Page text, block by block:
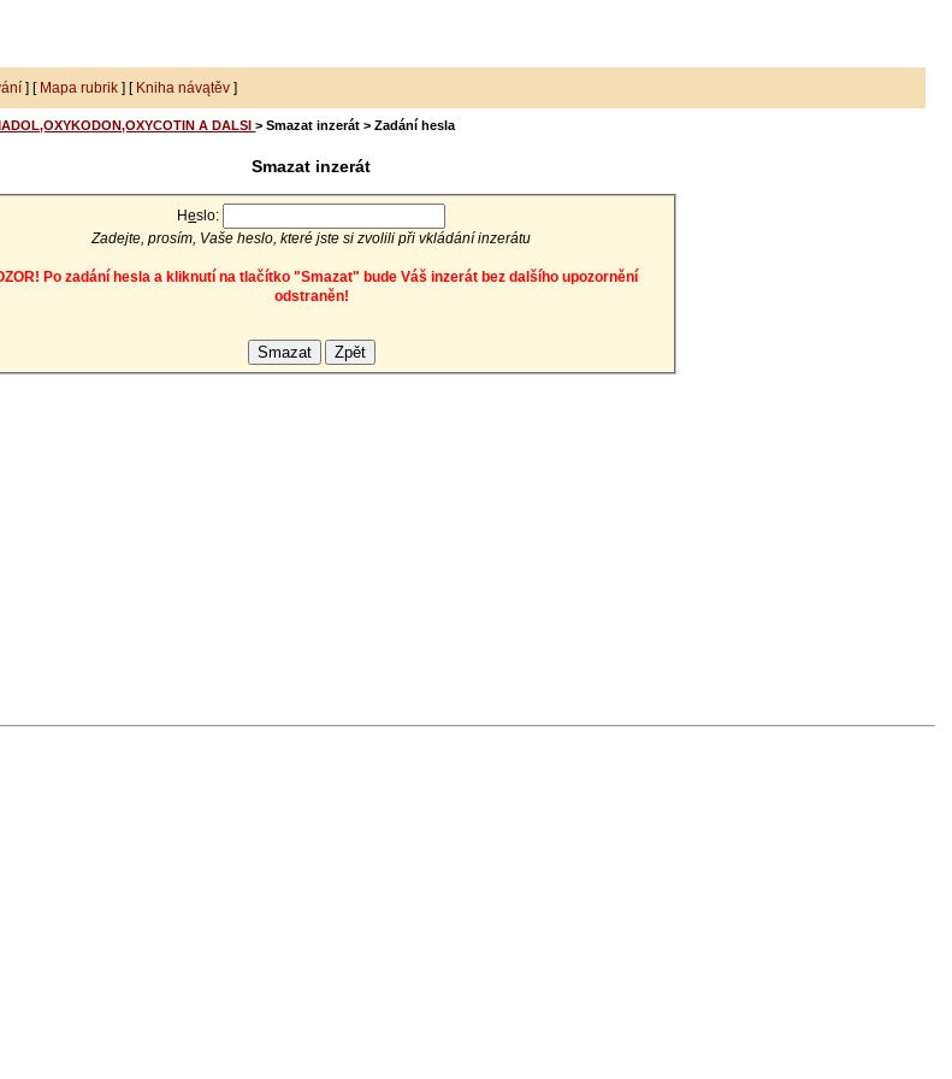
] [ Mapa rubrik ] [ Kniha návątěv ]
A DALSI> Smazat inzerát > Zadání hesla
Smazat inzerát
Heslo:
Zadejte, prosím, Vaše heslo, které jste si zvolili při vkládání inzerátu
Po zadání hesla a kliknutí na tlačítko "Smazat" bude Váš inzerát bez dalšího upozornění
odstraněn!